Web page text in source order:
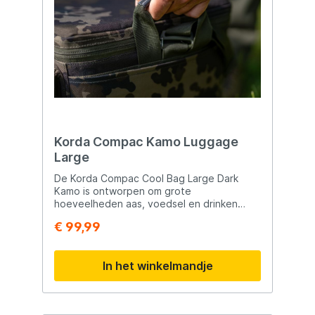
Diepgang: tot ca. 1 meter
Korda Compac Kamo Luggage
Large
De Korda Compac Cool Bag Large Dark
Kamo is ontworpen om grote
hoeveelheden aas, voedsel en drinken
langere vissessies. Met een inhoud van 25
opslagcapaciteit voor meerdaagse
karpersessies of vissers die extra aas en
proviand willen meenemen. De buitenzijde
is vervaardigd uit sterk en waterafstotend
€ 99,99
In het winkelmandje